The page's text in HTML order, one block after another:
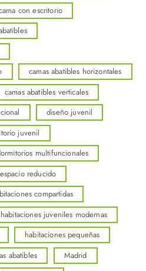
con escritorio
camas abatibles horizontales
camas abatibles verticales
diseño juvenil
juvenil
multifuncionales
espacio reducido
compartidas
habitaciones juveniles modernas
habitaciones pequeñas
abatibles
Madrid